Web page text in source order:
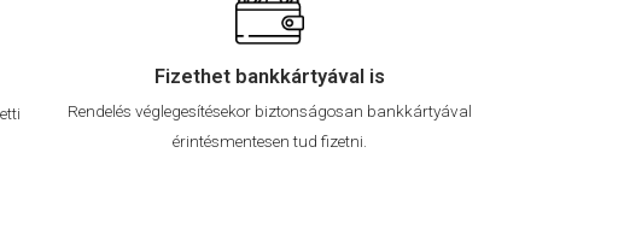
Fizethet bankkártyával is
Rendelés véglegesítésekor biztonságosan bankkártyával
érintésmentesen tud fizetni.